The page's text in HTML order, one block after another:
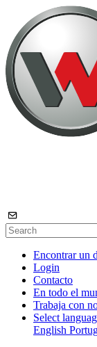
Encontrar un
Login
Contacto
En todo el
Trabaja con
Select
English